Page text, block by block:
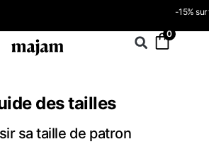
0
des tailles
sa taille de patron